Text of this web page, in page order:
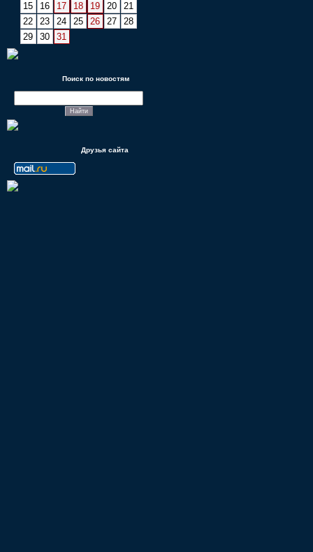
15
16 17 18 19 20
21
22
23 24 25 26 27
28
29
30 31
Поиск по новостям
Друзья сайта